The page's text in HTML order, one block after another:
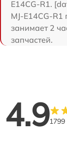
E14CG-R1.
MJ-E14CG-R1
занимает 2
запчастей.
4.91799